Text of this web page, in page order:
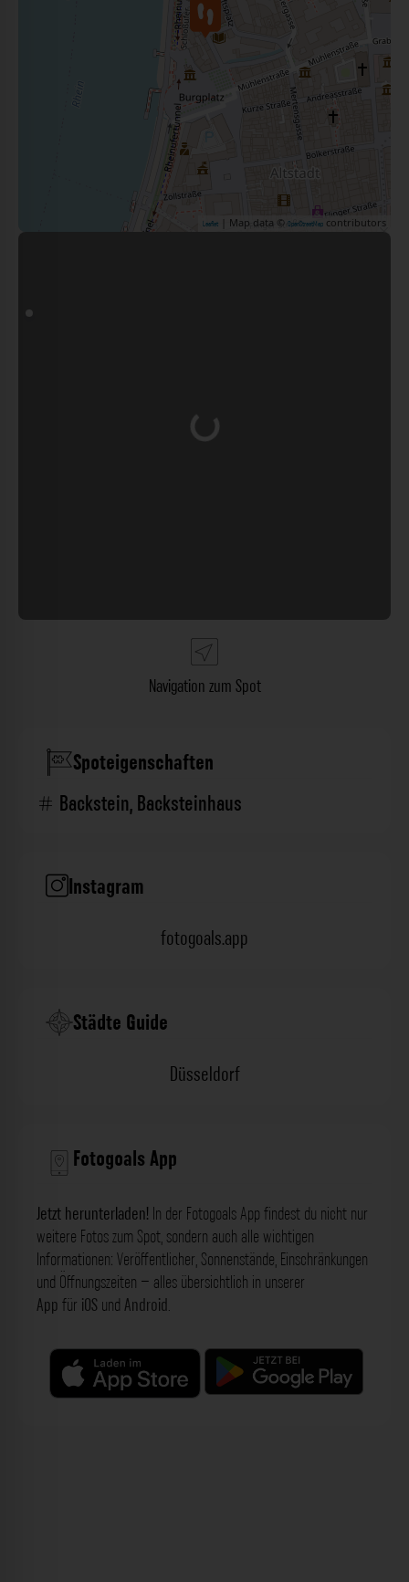
Leaflet | Map data © OpenStreetMap contributors
Wird geladen …
Navigation zum Spot
Spoteigenschaften
Backstein,Backsteinhaus
Instagram
fotogoals.app
Städte Guide
Düsseldorf
Fotogoals App
Jetzt herunterladen! In der Fotogoals App findest du nicht nur
weitere Fotos zum Spot, sondern auch alle wichtigen
Informationen: Veröffentlicher, Sonnenstände, Einschränkungen
und Öffnungszeiten – alles übersichtlich in unserer
App für iOS und Android.